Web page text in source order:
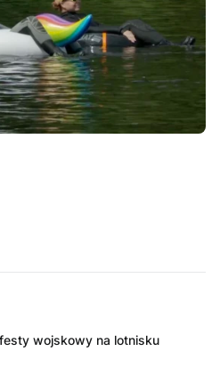
wojskowy na lotnisku